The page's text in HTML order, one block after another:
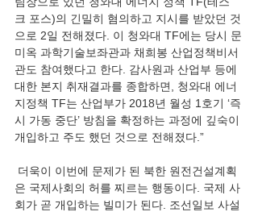
크 포스)의 긴밀히 혐의하고 지시를 받았던 것
으로 2일 전해졌다. 이 청와대 TF에는 당시 문
미옥 과학기술보좌관과 채희봉 산업정책비서
관도 참여했다고 한다. 감사원과 산업부 등에
대한 본지 취재결과를 종합하면, 청와대 에너
지정책 TF는 산업부가 2018년 월성 1호기 ‘즉
시 가동 중단’ 방침을 확정하는 과정에 깊숙이
개입하고 주도 했던 것으로 전해졌다.”
은 국제사회의 허를 찌르는 행동이다. 국제 사
회가 곧 개입하는 빌미가 된다. 조선일보 사설